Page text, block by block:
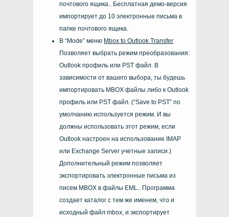
почтового ящика.. Бесплатная демо-версия
импортирует до 10 электронные письма в
папке почтового ящика.
В “Mode” меню Mbox to Outlook Transfer
Позволяет выбрать режим преобразования:
Outlook профиль или PST файл. В
зависимости от вашего выбора, ты будешь
импортировать MBOX файлы либо к Outlook
профиль или PST файл. (“Save to PST” по
умолчанию используется режим. И вы
должны использовать этот режим, если
Outlook настроен на использование
IMAP
или Exchange Server учетные записи.)
Дополнительный режим позволяет
экспортировать электронные письма из
писем MBOX в файлы EML.. Программа
создает каталог с тем же именем, что и
исходный файл mbox, и экспортирует